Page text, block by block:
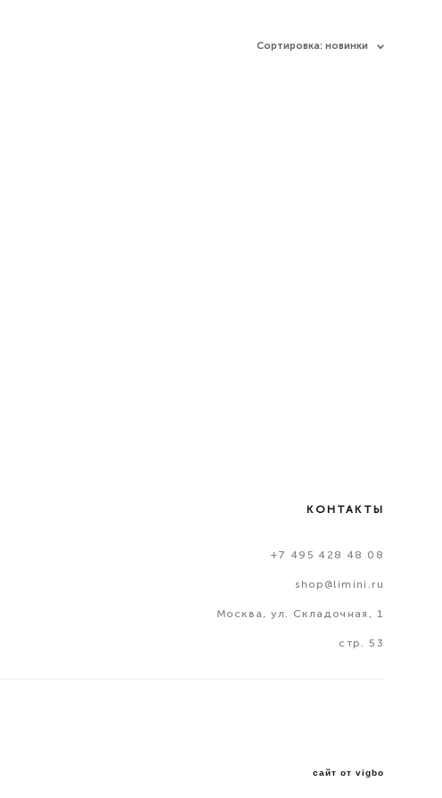
Сортировка: новинки
КОНТАКТЫ
+7 495 428 48 08
shop@limini.ru
Москва, ул. Складочная, 1
стр. 53
сайт от vigbo